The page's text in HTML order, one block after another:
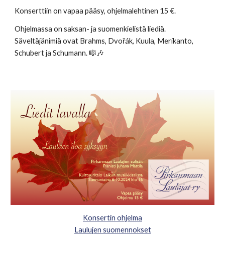
Konserttiin on vapaa pääsy, ohjelmalehtinen 15 €.
Ohjelmassa on saksan- ja suomenkielistä liediä.
Säveltäjänimiä ovat Brahms, Dvořák, Kuula, Merikanto,
Schubert ja Schumann. 🎼🎶
Konsertin ohjelma
Laulujen suomennokset